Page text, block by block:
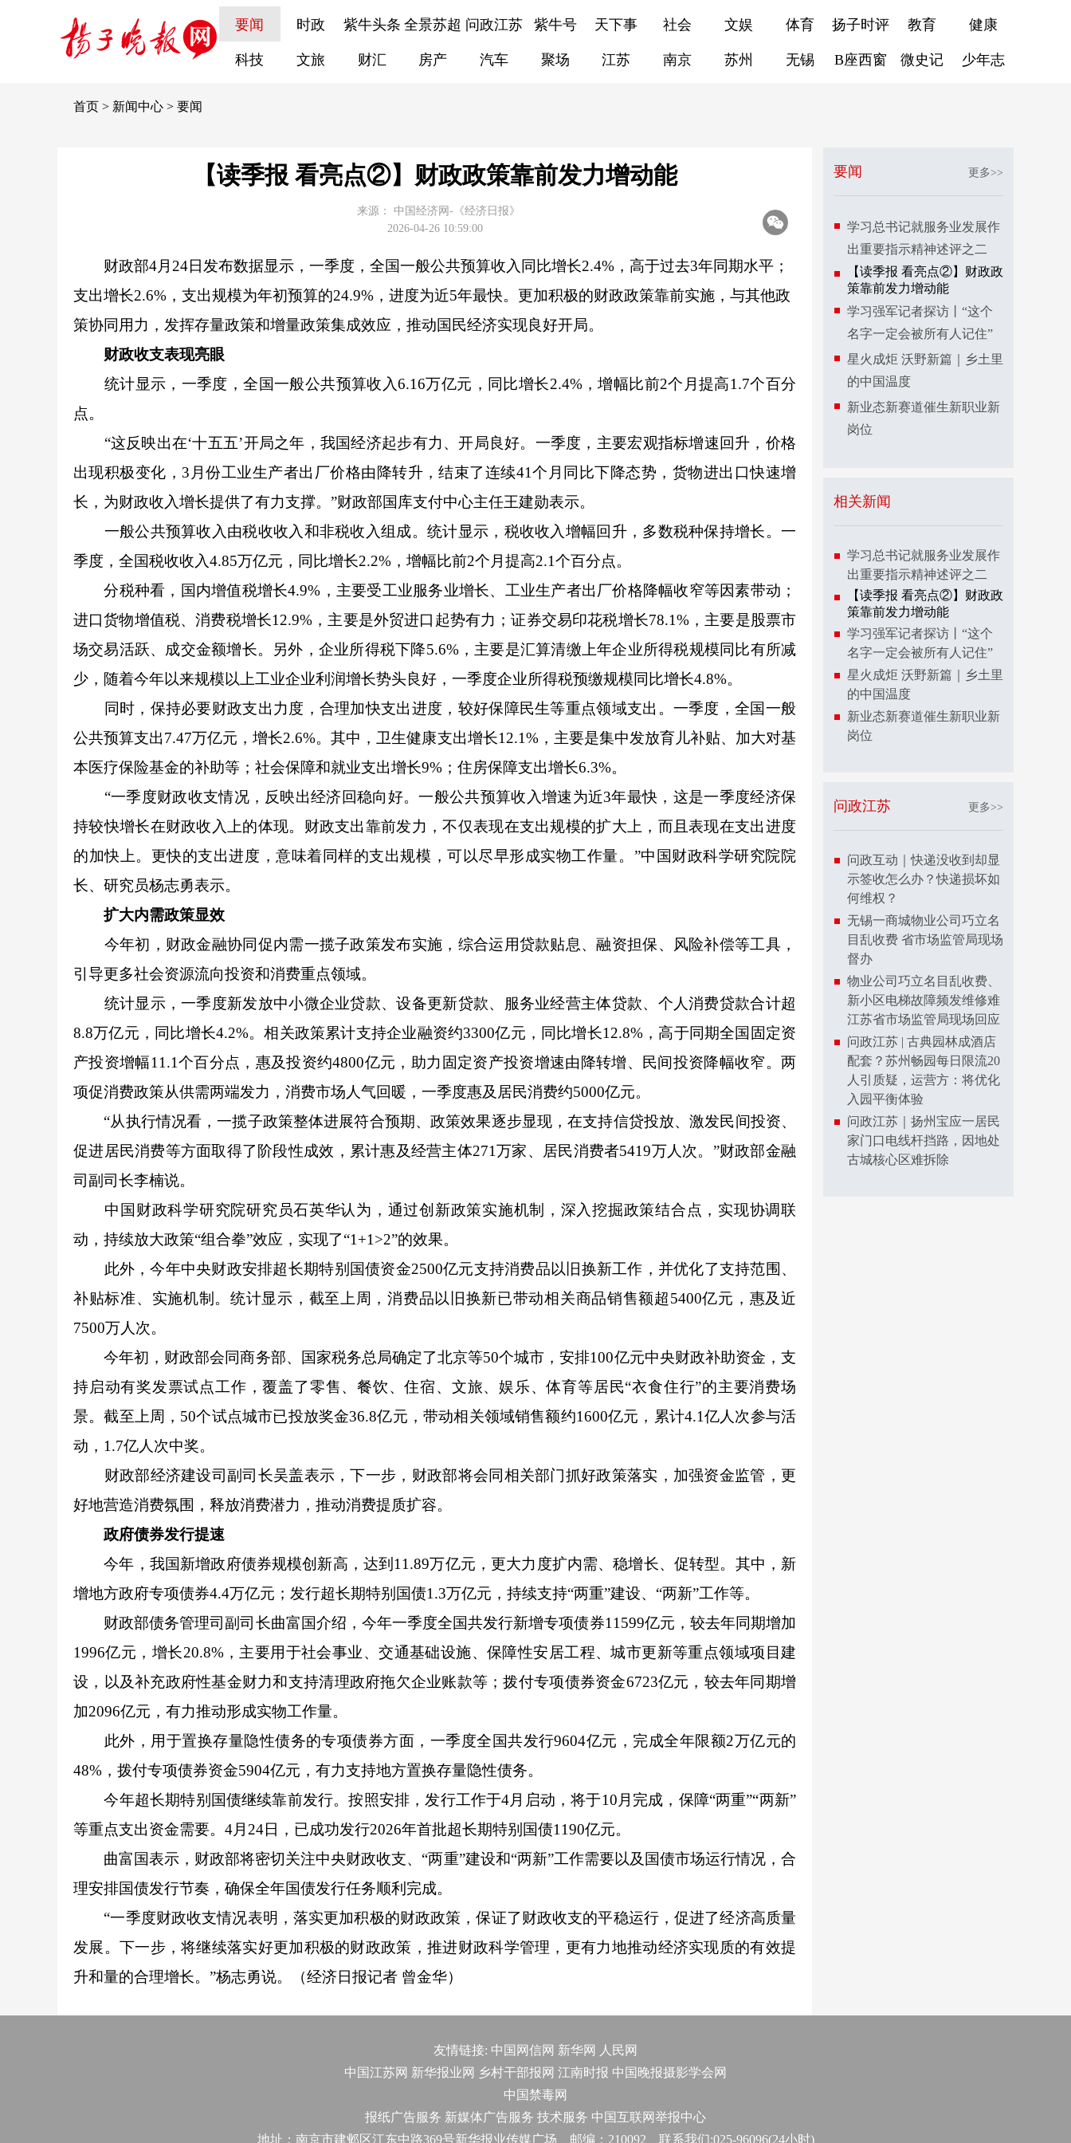
要闻 时政 紫牛头条 全景苏超 问政江苏 紫牛号 天下事 社会 文娱 体育 扬子时评 教育 健康
科技 文旅 财汇 房产 汽车 聚场 江苏 南京 苏州 无锡 B座西窗 微史记 少年志
首页 > 新闻中心 > 要闻
【读季报 看亮点②】财政政策靠前发力增动能
来源：
中国经济网-《经济日报》
2026-04-26 10:59:00
财政部4月24日发布数据显示，一季度，全国一般公共预算收入同比增长2.4%，高于过去3年同期水平；
支出增长2.6%，支出规模为年初预算的24.9%，进度为近5年最快。更加积极的财政政策靠前实施，与其他政
策协同用力，发挥存量政策和增量政策集成效应，推动国民经济实现良好开局。
财政收支表现亮眼
统计显示，一季度，全国一般公共预算收入6.16万亿元，同比增长2.4%，增幅比前2个月提高1.7个百分
点。
“这反映出在‘十五五’开局之年，我国经济起步有力、开局良好。一季度，主要宏观指标增速回升，价格
出现积极变化，3月份工业生产者出厂价格由降转升，结束了连续41个月同比下降态势，货物进出口快速增
长，为财政收入增长提供了有力支撑。”财政部国库支付中心主任王建勋表示。
一般公共预算收入由税收收入和非税收入组成。统计显示，税收收入增幅回升，多数税种保持增长。一
季度，全国税收收入4.85万亿元，同比增长2.2%，增幅比前2个月提高2.1个百分点。
分税种看，国内增值税增长4.9%，主要受工业服务业增长、工业生产者出厂价格降幅收窄等因素带动；
进口货物增值税、消费税增长12.9%，主要是外贸进口起势有力；证券交易印花税增长78.1%，主要是股票市
场交易活跃、成交金额增长。另外，企业所得税下降5.6%，主要是汇算清缴上年企业所得税规模同比有所减
少，随着今年以来规模以上工业企业利润增长势头良好，一季度企业所得税预缴规模同比增长4.8%。
同时，保持必要财政支出力度，合理加快支出进度，较好保障民生等重点领域支出。一季度，全国一般
公共预算支出7.47万亿元，增长2.6%。其中，卫生健康支出增长12.1%，主要是集中发放育儿补贴、加大对基
本医疗保险基金的补助等；社会保障和就业支出增长9%；住房保障支出增长6.3%。
“一季度财政收支情况，反映出经济回稳向好。一般公共预算收入增速为近3年最快，这是一季度经济保
持较快增长在财政收入上的体现。财政支出靠前发力，不仅表现在支出规模的扩大上，而且表现在支出进度
的加快上。更快的支出进度，意味着同样的支出规模，可以尽早形成实物工作量。”中国财政科学研究院院
长、研究员杨志勇表示。
扩大内需政策显效
今年初，财政金融协同促内需一揽子政策发布实施，综合运用贷款贴息、融资担保、风险补偿等工具，
引导更多社会资源流向投资和消费重点领域。
统计显示，一季度新发放中小微企业贷款、设备更新贷款、服务业经营主体贷款、个人消费贷款合计超
8.8万亿元，同比增长4.2%。相关政策累计支持企业融资约3300亿元，同比增长12.8%，高于同期全国固定资
产投资增幅11.1个百分点，惠及投资约4800亿元，助力固定资产投资增速由降转增、民间投资降幅收窄。两
项促消费政策从供需两端发力，消费市场人气回暖，一季度惠及居民消费约5000亿元。
“从执行情况看，一揽子政策整体进展符合预期、政策效果逐步显现，在支持信贷投放、激发民间投资、
促进居民消费等方面取得了阶段性成效，累计惠及经营主体271万家、居民消费者5419万人次。”财政部金融
司副司长李楠说。
中国财政科学研究院研究员石英华认为，通过创新政策实施机制，深入挖掘政策结合点，实现协调联
动，持续放大政策“组合拳”效应，实现了“1+1>2”的效果。
此外，今年中央财政安排超长期特别国债资金2500亿元支持消费品以旧换新工作，并优化了支持范围、
补贴标准、实施机制。统计显示，截至上周，消费品以旧换新已带动相关商品销售额超5400亿元，惠及近
7500万人次。
今年初，财政部会同商务部、国家税务总局确定了北京等50个城市，安排100亿元中央财政补助资金，支
持启动有奖发票试点工作，覆盖了零售、餐饮、住宿、文旅、娱乐、体育等居民“衣食住行”的主要消费场
景。截至上周，50个试点城市已投放奖金36.8亿元，带动相关领域销售额约1600亿元，累计4.1亿人次参与活
动，1.7亿人次中奖。
财政部经济建设司副司长吴盖表示，下一步，财政部将会同相关部门抓好政策落实，加强资金监管，更
好地营造消费氛围，释放消费潜力，推动消费提质扩容。
政府债券发行提速
今年，我国新增政府债券规模创新高，达到11.89万亿元，更大力度扩内需、稳增长、促转型。其中，新
增地方政府专项债券4.4万亿元；发行超长期特别国债1.3万亿元，持续支持“两重”建设、“两新”工作等。
财政部债务管理司副司长曲富国介绍，今年一季度全国共发行新增专项债券11599亿元，较去年同期增加
1996亿元，增长20.8%，主要用于社会事业、交通基础设施、保障性安居工程、城市更新等重点领域项目建
设，以及补充政府性基金财力和支持清理政府拖欠企业账款等；拨付专项债券资金6723亿元，较去年同期增
加2096亿元，有力推动形成实物工作量。
此外，用于置换存量隐性债务的专项债券方面，一季度全国共发行9604亿元，完成全年限额2万亿元的
48%，拨付专项债券资金5904亿元，有力支持地方置换存量隐性债务。
今年超长期特别国债继续靠前发行。按照安排，发行工作于4月启动，将于10月完成，保障“两重”“两新”
等重点支出资金需要。4月24日，已成功发行2026年首批超长期特别国债1190亿元。
曲富国表示，财政部将密切关注中央财政收支、“两重”建设和“两新”工作需要以及国债市场运行情况，合
理安排国债发行节奏，确保全年国债发行任务顺利完成。
“一季度财政收支情况表明，落实更加积极的财政政策，保证了财政收支的平稳运行，促进了经济高质量
发展。下一步，将继续落实好更加积极的财政政策，推进财政科学管理，更有力地推动经济实现质的有效提
升和量的合理增长。”杨志勇说。（经济日报记者 曾金华）
要闻 更多>>
学习总书记就服务业发展作
出重要指示精神述评之二
【读季报 看亮点②】财政政
策靠前发力增动能
学习强军记者探访丨“这个
名字一定会被所有人记住”
星火成炬 沃野新篇｜乡土里
的中国温度
新业态新赛道催生新职业新
岗位
相关新闻
学习总书记就服务业发展作
出重要指示精神述评之二
【读季报 看亮点②】财政政
策靠前发力增动能
学习强军记者探访丨“这个
名字一定会被所有人记住”
星火成炬 沃野新篇｜乡土里
的中国温度
新业态新赛道催生新职业新
岗位
问政江苏 更多>>
问政互动｜快递没收到却显
示签收怎么办？快递损坏如
何维权？
无锡一商城物业公司巧立名
目乱收费 省市场监管局现场
督办
物业公司巧立名目乱收费、
新小区电梯故障频发维修难
江苏省市场监管局现场回应
问政江苏 | 古典园林成酒店
配套？苏州畅园每日限流20
人引质疑，运营方：将优化
入园平衡体验
问政江苏｜扬州宝应一居民
家门口电线杆挡路，因地处
古城核心区难拆除
友情链接: 中国网信网 新华网
人民网
中国江苏网 新华报业网 乡村干部报网 江南时报 中国晚报摄影学会网
中国禁毒网
报纸广告服务 新媒体广告服务 技术服务 中国互联网举报中心
地址：南京市建邺区江东中路369号新华报业传媒广场 邮编：210092 联系我们:025-96096(24小时)